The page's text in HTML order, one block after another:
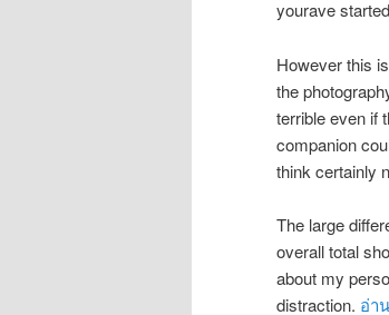
yourave
However this
the
terrible even if
companion
think certainly
The large
overall total
about my
distraction. อ่า